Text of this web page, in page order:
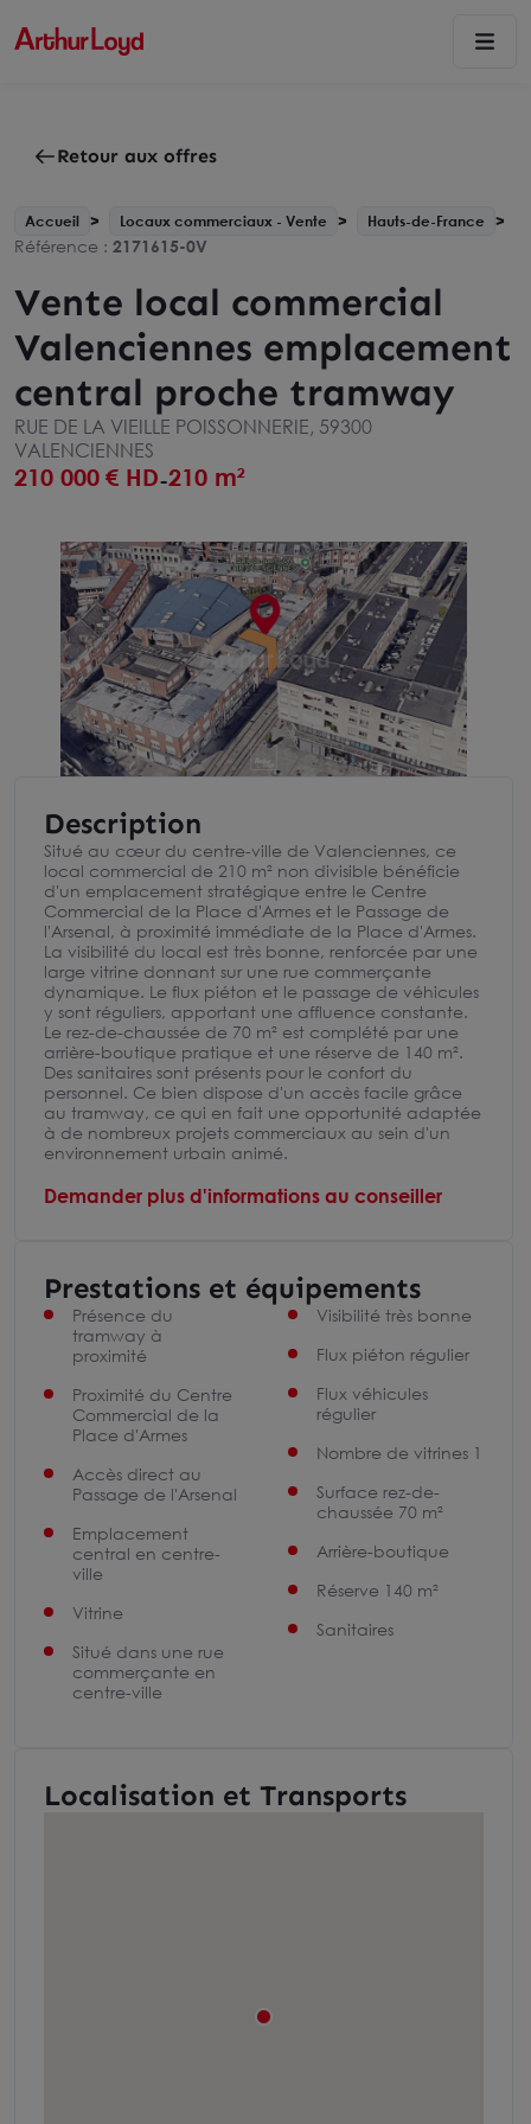
Retour aux offres
Accueil Locaux commerciaux - Vente Hauts-de-France
Référence : 2171615-0V
Vente local commercial
Valenciennes emplacement
central proche tramway
RUE DE LA VIEILLE POISSONNERIE, 59300
VALENCIENNES
210 000 € HD-210 m²
Description
Situé au cœur du centre-ville de Valenciennes, ce
local commercial de 210 m² non divisible bénéficie
d'un emplacement stratégique entre le Centre
Commercial de la Place d'Armes et le Passage de
l'Arsenal, à proximité immédiate de la Place d'Armes.
La visibilité du local est très bonne, renforcée par une
large vitrine donnant sur une rue commerçante
dynamique. Le flux piéton et le passage de véhicules
y sont réguliers, apportant une affluence constante.
Le rez-de-chaussée de 70 m² est complété par une
arrière-boutique pratique et une réserve de 140 m².
Des sanitaires sont présents pour le confort du
personnel. Ce bien dispose d'un accès facile grâce
au tramway, ce qui en fait une opportunité adaptée
à de nombreux projets commerciaux au sein d'un
environnement urbain animé.
Demander plus d'informations au conseiller
Prestations et équipements
Présence du
tramway à
proximité
Proximité du Centre
Commercial de la
Place d'Armes
Accès direct au
Passage de l'Arsenal
Emplacement
central en centre-
ville
Vitrine
Situé dans une rue
commerçante en
centre-ville
Visibilité très bonne
Flux piéton régulier
Flux véhicules
régulier
Nombre de vitrines 1
Surface rez-de-
chaussée 70 m²
Arrière-boutique
Réserve 140 m²
Sanitaires
Localisation et Transports